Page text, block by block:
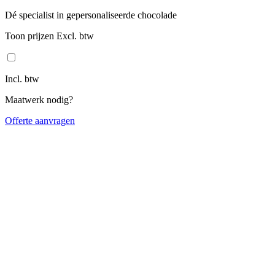
Dé specialist in gepersonaliseerde chocolade
Toon prijzen Excl. btw
Incl. btw
Maatwerk nodig?
Offerte aanvragen